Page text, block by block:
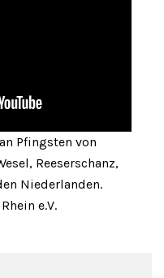
Pfingsten von
Reeserschanz,
Niederlanden.
e.V.